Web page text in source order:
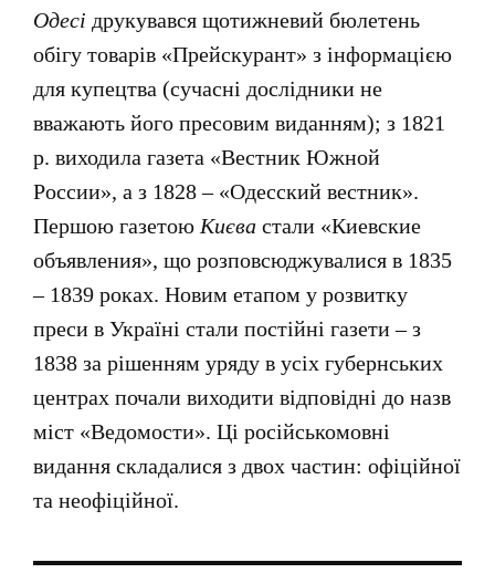
Одесі друкувався щотижневий бюлетень
обігу товарів «Прейскурант» з інформацією
для купецтва (сучасні дослідники не
вважають його пресовим виданням); з 1821
р. виходила газета «Вестник Южной
России», а з 1828 – «Одесский вестник».
Першою газетою Києва стали «Киевские
объявления», що розповсюджувалися в 1835
– 1839 роках. Новим етапом у розвитку
преси в Україні стали постійні газети – з
1838 за рішенням уряду в усіх губернських
центрах почали виходити відповідні до назв
міст «Ведомости». Ці російськомовні
видання складалися з двох частин: офіційної
та неофіційної.